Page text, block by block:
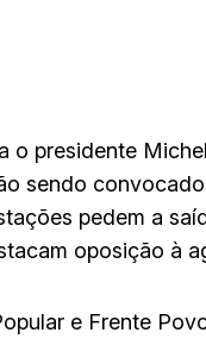
o presidente
sendo
pedem a
oposição à
e Frente